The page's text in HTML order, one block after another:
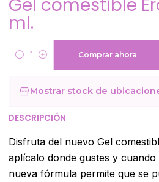
Gel comestible
ml.
Cantidad
Comprar ahora
Mostrar stock de
DESCRIPCIÓN
Disfruta del nuevo Gel
aplícalo donde gustes y
nueva fórmula permite que se